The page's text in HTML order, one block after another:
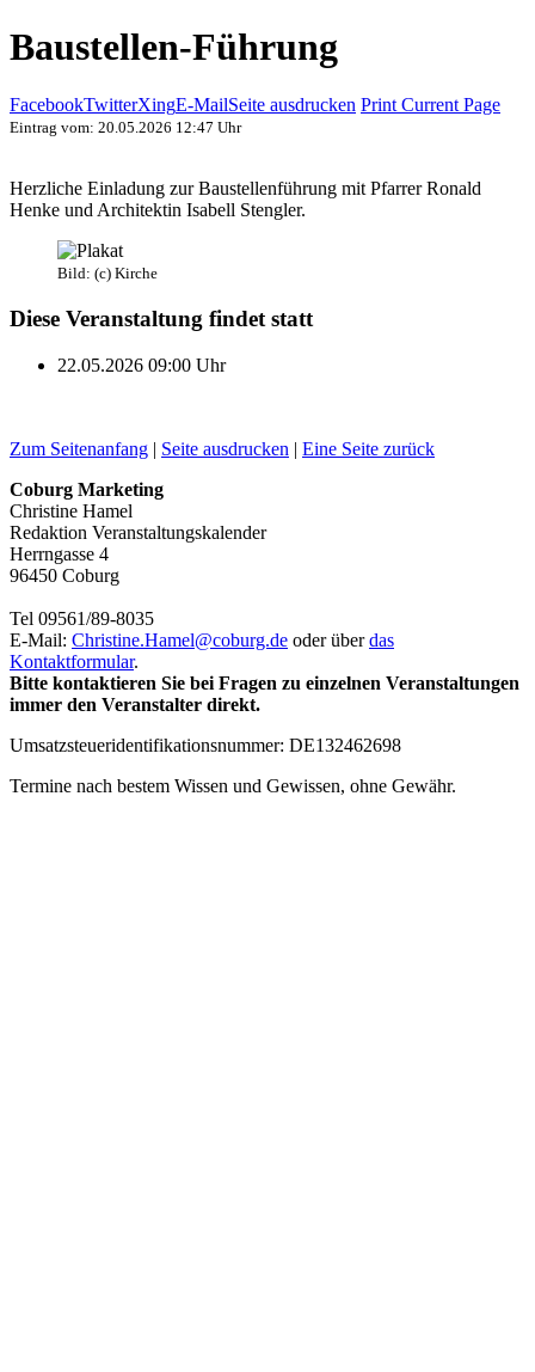
Baustellen-Führung
FacebookTwitterXingE-MailSeite ausdrucken Print Current Page
Eintrag vom: 20.05.2026 12:47 Uhr
Herzliche Einladung zur Baustellenführung mit Pfarrer Ronald
Henke und Architektin Isabell Stengler.
Bild: (c) Kirche
Diese Veranstaltung findet statt
22.05.2026 09:00 Uhr
Zum Seitenanfang | Seite ausdrucken | Eine Seite zurück
Coburg Marketing
Christine Hamel
Redaktion Veranstaltungskalender
Herrngasse 4
96450 Coburg
Tel 09561/89-8035
E-Mail: Christine.Hamel@coburg.de oder überdas
Kontaktformular.
Bitte kontaktieren Sie bei Fragen zu einzelnen Veranstaltungen
immer den Veranstalter direkt.
Umsatzsteueridentifikationsnummer: DE132462698
Termine nach bestem Wissen und Gewissen, ohne Gewähr.